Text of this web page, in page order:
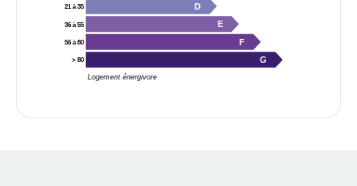
Logement énergivore
21 à 35 D
36 à 55 E
56 à 80 F
> 80 G